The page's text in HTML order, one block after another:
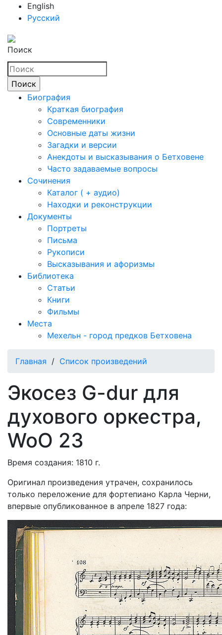
English
Русский
Поиск
Биография
Краткая биография
Современники
Основные даты жизни
Загадки и версии
Анекдоты и высказывания о Бетховене
Часто задаваемые вопросы
Сочинения
Каталог ( + аудио)
Находки и реконструкции
Документы
Портреты
Письма
Рукописи
Высказывания и афоризмы
Библиотека
Статьи
Книги
Фильмы
Места
Мехельн - город предков Бетховена
Главная / Список произведений
Экосез G-dur для
духового оркестра,
WoO 23
Время создания: 1810 г.
Оригинал произведения утрачен, сохранилось
только переложение для фортепиано Карла Черни,
впервые опубликованное в апреле 1827 года: